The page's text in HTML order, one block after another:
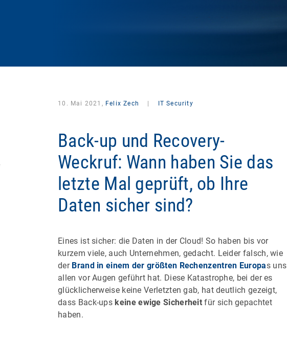
10. Mai 2021, Felix Zech IT Security
Back-up und Recovery-
Weckruf: Wann haben Sie das
letzte Mal geprüft, ob Ihre
Daten sicher sind?
Eines ist sicher: die Daten in der Cloud! So haben bis vor
kurzem viele, auch Unternehmen, gedacht. Leider falsch, wie
der Brand in einem der größten Rechenzentren Europas uns
allen vor Augen geführt hat. Diese Katastrophe, bei der es
glücklicherweise keine Verletzten gab, hat deutlich gezeigt,
dass Back-ups keine ewige Sicherheit für sich gepachtet
haben.